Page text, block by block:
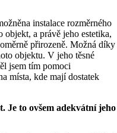
instalace rozměrného
objekt, a právě jeho estetika,
přirozeně. Možná díky
objektu. V jeho těsné
jsem tím pomoci
místa, kde mají dostatek
Je to ovšem adekvátní jeho